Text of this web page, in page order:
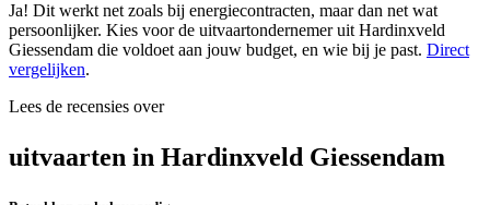
Ja! Dit werkt net zoals bij energiecontracten, maar dan net wat
persoonlijker. Kies voor de uitvaartondernemer uit Hardinxveld
Giessendam die voldoet aan jouw budget, en wie bij je past. Direct
vergelijken.
Lees de recensies over
uitvaarten in Hardinxveld Giessendam